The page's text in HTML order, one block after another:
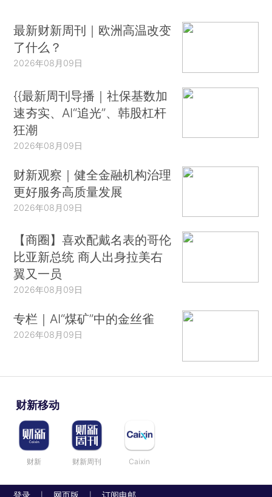
最新财新周刊｜欧洲高温改变
了什么？
2026年08月09日
{{最新周刊导播｜社保基数加
速夯实、AI“追光”、韩股杠杆
狂潮
2026年08月09日
财新观察｜健全金融机构治理
更好服务高质量发展
2026年08月09日
【商圈】喜欢配戴名表的哥伦
比亚新总统 商人出身拉美右
翼又一员
2026年08月09日
专栏｜AI“煤矿”中的金丝雀
2026年08月09日
财新移动
财新 财新周刊 Caixin
登录 网页版 订阅电邮